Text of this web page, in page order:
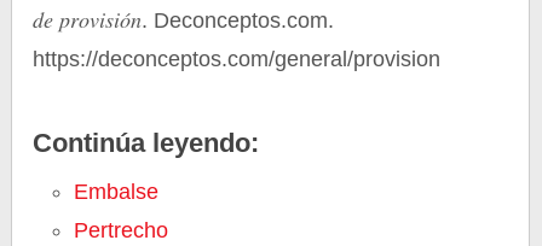
de provisión. Deconceptos.com.
https://deconceptos.com/general/provision
Continúa leyendo:
Embalse
Pertrecho